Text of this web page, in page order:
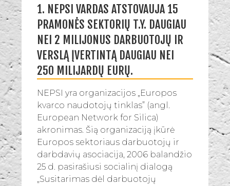
1. NEPSI VARDAS ATSTOVAUJA 15
PRAMONĖS SEKTORIŲ T.Y. DAUGIAU
NEI 2 MILIJONUS DARBUOTOJŲ IR
VERSLĄ ĮVERTINTĄ DAUGIAU NEI
250 MILIJARDŲ EURŲ.
NEPSI yra organizacijos „Europos
kvarco naudotojų tinklas” (angl.
European Network for Silica)
akronimas. Šią organizaciją įkūrė
Europos sektoriaus darbuotojų ir
darbdavių asociacija, 2006 balandžio
25 d. pasirašiusi socialinį dialogą
„Susitarimas dėl darbuotojų